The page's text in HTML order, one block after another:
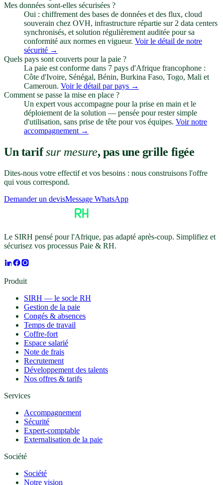
Mes données sont-elles sécurisées ?
Oui : chiffrement des bases de données et des flux, cloud
souverain chez OVH, infrastructure répartie sur 2 data centers
synchronisés, et solution régulièrement auditée pour sa
conformité aux normes en vigueur. Voir le détail de notre
sécurité →
Quels pays sont couverts pour la paie ?
La paie est conforme dans 7 pays d'Afrique francophone :
Côte d'Ivoire, Sénégal, Bénin, Burkina Faso, Togo, Mali et
Cameroun. Voir le détail par pays →
Comment se passe la mise en place ?
Un expert vous accompagne pour la prise en main et le
déploiement de la solution — pensée pour rester simple
d'utilisation, sans prise de tête pour vos équipes. Voir notre
accompagnement →
Un tarifsur mesure, pas une grille figée
Dites-nous votre effectif et vos besoins : nous construisons l'offre
qui vous correspond.
Demander un devisMessage WhatsApp
Le SIRH pensé pour l'Afrique, pas adapté après-coup. Simplifiez et
sécurisez vos processus Paie & RH.
Produit
SIRH — le socle RH
Gestion de la paie
Congés & absences
Temps de travail
Coffre-fort
Espace salarié
Note de frais
Recrutement
Développement des talents
Nos offres & tarifs
Services
Accompagnement
Sécurité
Expert-comptable
Externalisation de la paie
Société
Société
Notre vision